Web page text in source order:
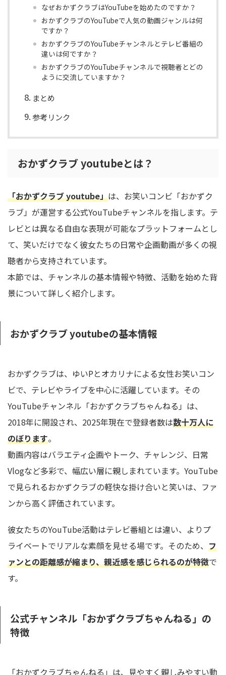
なぜおかずクラブはYouTubeを始めたのですか？
おかずクラブのYouTubeで人気の動画ジャンルは何
ですか？
おかずクラブのYouTubeチャンネルとテレビ番組の
違いは何ですか？
おかずクラブのYouTubeチャンネルで視聴者とどの
ように交流していますか？
まとめ
参考リンク
おかずクラブ youtubeとは？
「おかずクラブ youtube」は、お笑いコンビ「おかずク
ラブ」が運営する公式YouTubeチャンネルを指します。テ
レビとは異なる自由な表現が可能なプラットフォームとし
て、笑いだけでなく彼女たちの日常や企画動画が多くの視
聴者から支持されています。
本節では、チャンネルの基本情報や特徴、活動を始めた背
景について詳しく紹介します。
おかずクラブ youtubeの基本情報
おかずクラブは、ゆいPとオカリナによる女性お笑いコン
ビで、テレビやライブを中心に活躍しています。その
YouTubeチャンネル「おかずクラブちゃんねる」は、
2018年に開設され、2025年現在で登録者数は数十万人に
のぼります。
動画内容はバラエティ企画やトーク、チャレンジ、日常
Vlogなど多彩で、幅広い層に親しまれています。YouTube
で見られるおかずクラブの軽快な掛け合いと笑いは、ファ
ンから高く評価されています。
彼女たちのYouTube活動はテレビ番組とは違い、よりプ
ライベートでリアルな素顔を見せる場です。そのため、 フ
ァンとの距離感が縮まり、親近感を感じられるのが特徴で
す。
公式チャンネル「おかずクラブちゃんねる」の
特徴
「おかずクラブちゃんねる」は、見やすく親しみやすい動